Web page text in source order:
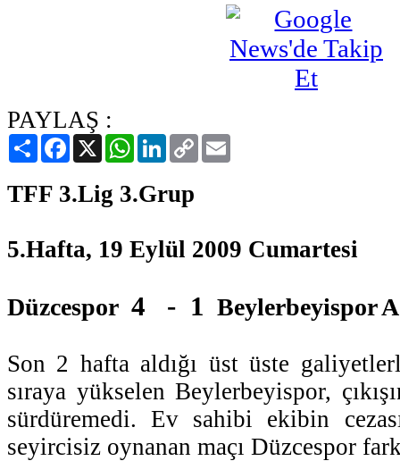
PAYLAŞ :
PaylaşFacebook
X WhatsAppLinkedIn
Copy
Link
TFF 3.Lig 3.Grup
5.Hafta, 19 Eylül 2009 Cumartesi
Düzcespor 4 - 1 Beylerbeyispor
Son 2 hafta aldığı üst üste
sıraya yükselen Beylerbeyispor,
sürdüremedi. Ev sahibi ekibin
seyircisiz oynanan maçı Düzcespor